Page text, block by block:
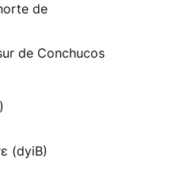
de
de Conchucos
(dyiB)